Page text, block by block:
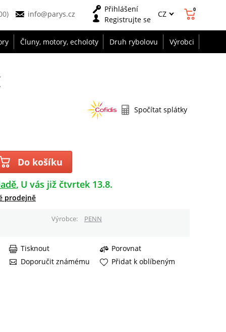
info@parys.cz
Přihlášení
Registrujte se
CZ 0
Čluny, motory, echoloty Druh rybolovu Výrobci
Spočítat splátky
Do košíku
U vás již čtvrtek 13.8.
prodejně
Výrobce
PENN
Porovnat
Doporučit známému
Tisknout
Přidat k oblíbeným